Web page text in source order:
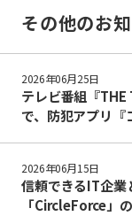
その他のお
テレビ番組『THE
で、防犯アプリ『
2026年06月25日
信頼できるIT企業
「CircleForce」
2026年06月15日